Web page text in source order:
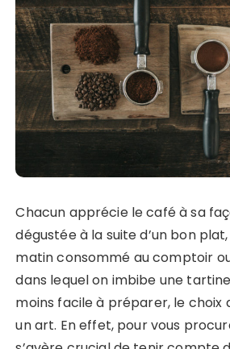
Chacun apprécie le café à sa
dégustée à la suite d’un bon
matin consommé au comptoir
dans lequel on imbibe une
moins facile à préparer, le choix
un art. En effet, pour vous